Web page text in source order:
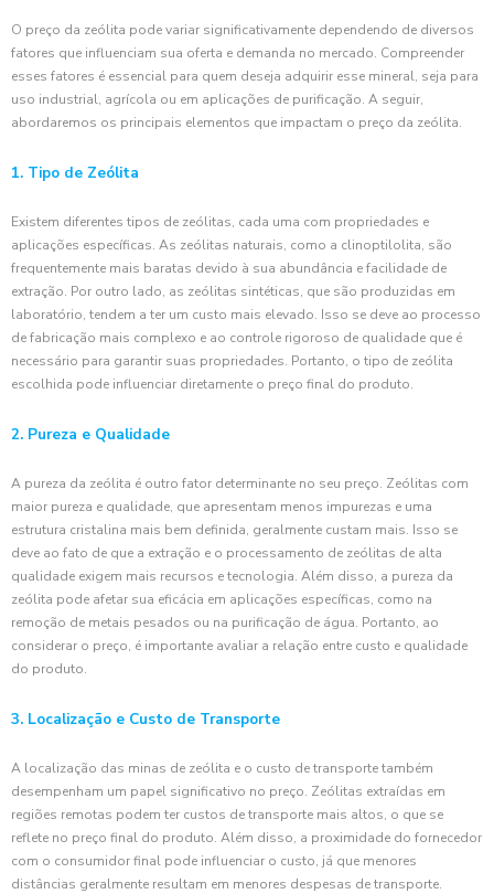
O preço da zeólita pode variar significativamente dependendo de diversos
fatores que influenciam sua oferta e demanda no mercado. Compreender
esses fatores é essencial para quem deseja adquirir esse mineral, seja para
uso industrial, agrícola ou em aplicações de purificação. A seguir,
abordaremos os principais elementos que impactam o preço da zeólita.
1. Tipo de Zeólita
Existem diferentes tipos de zeólitas, cada uma com propriedades e
aplicações específicas. As zeólitas naturais, como a clinoptilolita, são
frequentemente mais baratas devido à sua abundância e facilidade de
extração. Por outro lado, as zeólitas sintéticas, que são produzidas em
laboratório, tendem a ter um custo mais elevado. Isso se deve ao processo
de fabricação mais complexo e ao controle rigoroso de qualidade que é
necessário para garantir suas propriedades. Portanto, o tipo de zeólita
escolhida pode influenciar diretamente o preço final do produto.
2. Pureza e Qualidade
A pureza da zeólita é outro fator determinante no seu preço. Zeólitas com
maior pureza e qualidade, que apresentam menos impurezas e uma
estrutura cristalina mais bem definida, geralmente custam mais. Isso se
deve ao fato de que a extração e o processamento de zeólitas de alta
qualidade exigem mais recursos e tecnologia. Além disso, a pureza da
zeólita pode afetar sua eficácia em aplicações específicas, como na
remoção de metais pesados ou na purificação de água. Portanto, ao
considerar o preço, é importante avaliar a relação entre custo e qualidade
do produto.
3. Localização e Custo de Transporte
A localização das minas de zeólita e o custo de transporte também
desempenham um papel significativo no preço. Zeólitas extraídas em
regiões remotas podem ter custos de transporte mais altos, o que se
reflete no preço final do produto. Além disso, a proximidade do fornecedor
com o consumidor final pode influenciar o custo, já que menores
distâncias geralmente resultam em menores despesas de transporte.